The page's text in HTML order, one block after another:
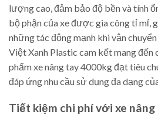
lượng cao, đảm bảo độ bền và tính
bộ phận của xe được gia công tỉ mỉ,
những tác động mạnh khi vận
Việt Xanh Plastic cam kết mang đến
phẩm xe nâng tay 4000kg đạt tiêu
đáp ứng nhu cầu sử dụng đa dạng
Tiết kiệm chi phí với xe